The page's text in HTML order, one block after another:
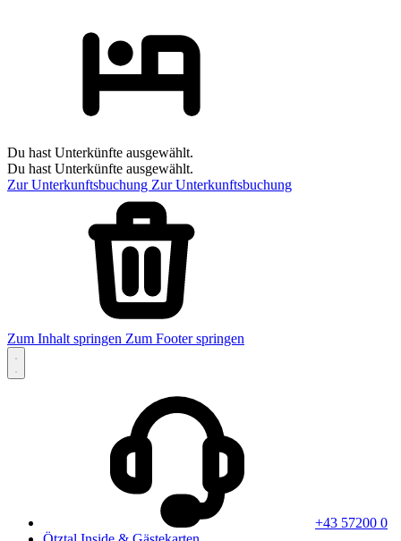
Du hast Unterkünfte ausgewählt.
Du hast Unterkünfte ausgewählt.
Zur Unterkunftsbuchung Zur Unterkunftsbuchung
Zum Inhalt springen Zum Footer springen
+43 57200 0